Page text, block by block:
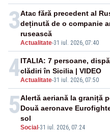
3
Actualitate-31 iul. 2026, 07:40
Atac fără precedent al
deținută de o companie
rusească
4Actualitate-31 iul. 2026, 07:50
ITALIA: 7 persoane,
clădiri în Sicilia | VIDEO
5
Social -31 iul. 2026, 07:24
Alertă aeriană la graniță
Două aeronave
sol